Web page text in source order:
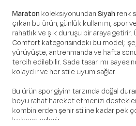
Maraton koleksiyonundanSiyah renk
çıkan bu ürün; günlük kullanım, spor
rahatlık ve şık duruşu bir araya
Comfort kategorisindeki bu model;
yürüyüşte, antrenmanda ve hafta
tercih edilebilir. Sade tasarımı
kolaydır ve her stile uyum sağlar.
Bu ürün spor giyim tarzında doğal
boyu rahat hareket etmenizi
kombinlerden şehir stiline kadar pek
kolayca eşleşir.